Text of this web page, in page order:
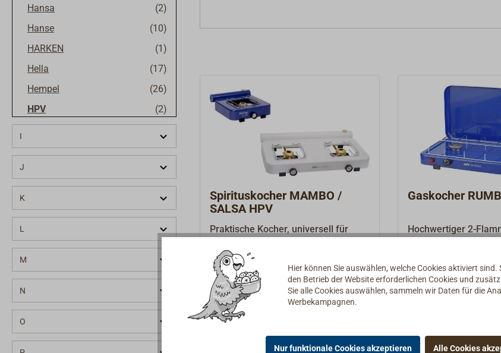
(2)
Hansa
(10)
Hanse
(1)
HARKEN
(17)
Hella
(26)
Hempel
(2)
HPV
(1)
Hutton-Arco
(19)
I
J
K
L
M
N
O
Spirituskocher MAMBO /
SALSA HPV
Praktische Kocher, universell für
verwendbar, einfach und sicher in
der Handhabung mit regelbarem
Brenner.Diese Kocher arbeiten nach
dem altbewährten
Vergasungsprinzip bei dem
fließt und dort als Gas verbrennt.
Ab83,90 € *
Details
Gaskocher
Hochwertiger 2-
Brennertechnik wird
Gasverbrauch
erlöschen der
129,00 € *
Details
Hier können Sie auswählen, welche Cookies aktiviert
den Betrieb der Website erforderlichen Cookies und
Sie alle Cookies auswählen, sammeln wir Daten für die
Werbekampagnen.
Nur funktionale Cookies akzeptieren Alle Cookies